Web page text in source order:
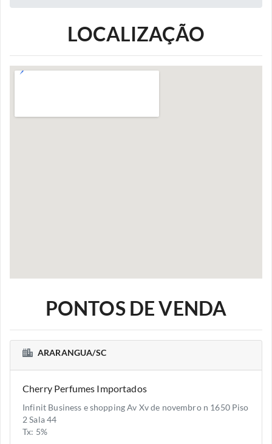
LOCALIZAÇÃO
PONTOS DE VENDA
ARARANGUA/SC
Cherry Perfumes Importados
Infinit Business e shopping Av Xv de novembro n 1650 Piso
2 Sala 44
Tx: 5%